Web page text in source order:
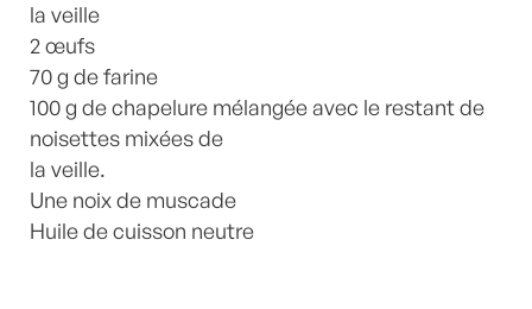
la veille
2 œufs
70 g de farine
100 g de chapelure mélangée avec le restant de
noisettes mixées de
la veille.
Une noix de muscade
Huile de cuisson neutre